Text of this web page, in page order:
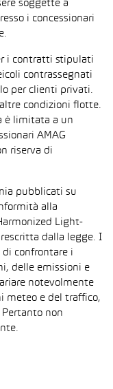
soggette a
i concessionari
i contratti stipulati
contrassegnati
per clienti privati.
condizioni flotte.
è limitata a un
AMAG
riserva di
pubblicati su
alla
Light-
dalla legge. I
di confrontare i
delle emissioni e
notevolmente
meteo e del traffico,
non